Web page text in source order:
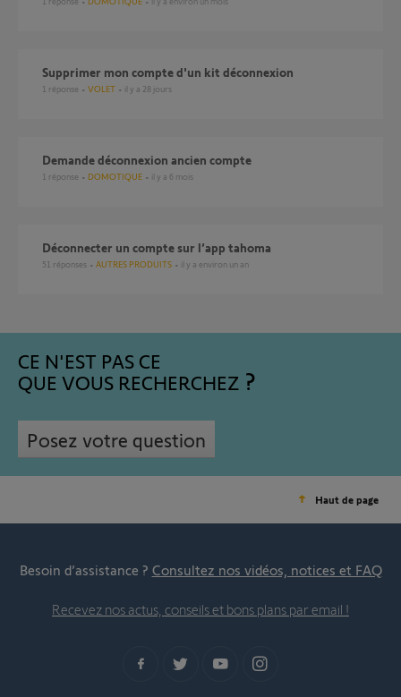
supprimer mon compte d'un kit déconnexion
1 réponse VOLET il y a 28 jours
Demande déconnexion ancien compte
1 réponse DOMOTIQUE il y a 6 mois
Déconnecter un compte sur l’app tahoma
51 réponses AUTRES PRODUITS il y a environ un an
CE N'EST PAS CE
QUE VOUS RECHERCHEZ
Posez votre question
Haut de page
Besoin d’assistance ? Consultez nos vidéos, notices et FAQ
Recevez nos actus, conseils et bons plans par email !